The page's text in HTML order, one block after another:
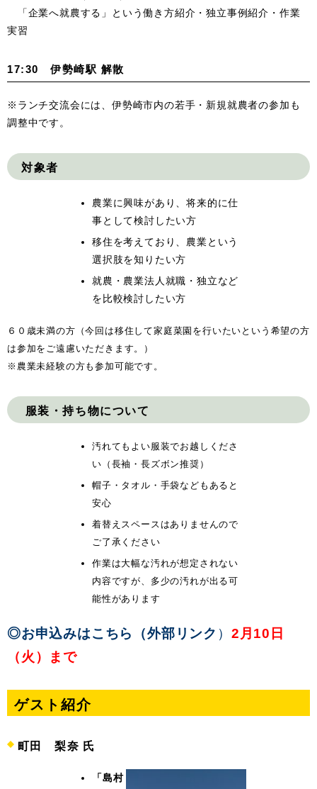
「企業へ就農する」という働き方紹介・独立事例紹介・作業
実習
17:30 伊勢崎駅 解散
※ランチ交流会には、伊勢崎市内の若手・新規就農者の参加も
調整中です。
対象者
農業に興味があり、将来的に仕
事として検討したい方
移住を考えており、農業という
選択肢を知りたい方
就農・農業法人就職・独立など
を比較検討したい方
６０歳未満の方（今回は移住して家庭菜園を行いたいという希望の方
は参加をご遠慮いただきます。）
※農業未経験の方も参加可能です。
服装・持ち物について
汚れてもよい服装でお越しくださ
い（長袖・長ズボン推奨）
帽子・タオル・手袋などもあると
安心
着替えスペースはありませんので
ご了承ください
作業は大幅な汚れが想定されない
内容ですが、多少の汚れが出る可
能性があります
◎お申込みはこちら（外部リンク ） 2月10日
（火）まで
ゲスト紹介
町田 梨奈 氏
「島村